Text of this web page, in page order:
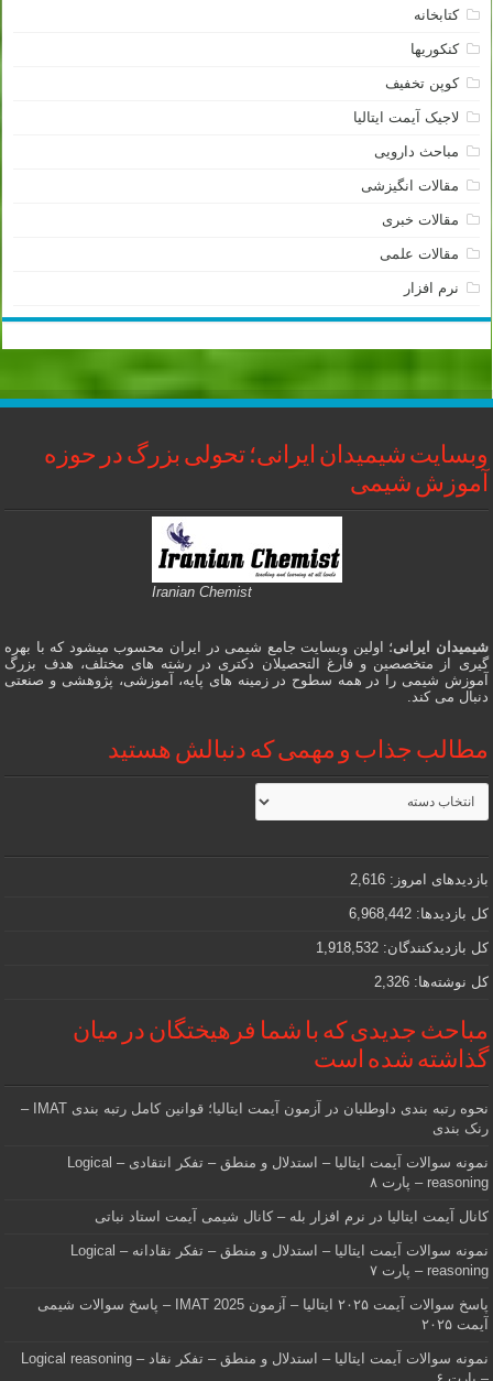
کتابخانه
کنکوریها
کوپن تخفیف
لاجیک آیمت ایتالیا
مباحث دارویی
مقالات انگیزشی
مقالات خبری
مقالات علمی
نرم افزار
وبسایت شیمیدان ایرانی؛ تحولی بزرگ در حوزه
آموزش شیمی
Iranian Chemist
شیمیدان ایرانی؛ اولین وبسایت جامع شیمی در ایران محسوب میشود که با بهره
گیری از متخصصین و فارغ التحصیلان دکتری در رشته های مختلف، هدف بزرگ
آموزش شیمی را در همه سطوح در زمینه های پایه، آموزشی، پژوهشی و صنعتی
دنبال می کند.
مطالب جذاب و مهمی که دنبالش هستید
مطالب
جذاب
و
که
دنبالش
هستید
بازدیدهای امروز: 2,616
کل بازدیدها: 6,968,442
کل بازدیدکنند‌گان: 1,918,532
کل نوشته‌ها: 2,326
مباحث جدیدی که با شما فرهیختگان در میان
گذاشته شده است
نحوه رتبه بندی داوطلبان در آزمون آیمت ایتالیا؛ قوانین کامل رتبه بندی IMAT –
رنک بندی
نمونه سوالات آیمت ایتالیا – استدلال و منطق – تفکر انتقادی – Logical
reasoning – پارت ۸
کانال آیمت ایتالیا در نرم افزار بله – کانال شیمی آیمت استاد نباتی
نمونه سوالات آیمت ایتالیا – استدلال و منطق – تفکر نقادانه – Logical
reasoning – پارت ۷
پاسخ سوالات آیمت ۲۰۲۵ ایتالیا – آزمون IMAT 2025 – پاسخ سوالات شیمی
آیمت ۲۰۲۵
نمونه سوالات آیمت ایتالیا – استدلال و منطق – تفکر نقاد – Logical reasoning